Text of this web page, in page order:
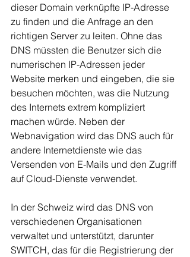
dieser Domain verknüpfte IP-Adresse
zu finden und die Anfrage an den
richtigen Server zu leiten. Ohne das
DNS müssten die Benutzer sich die
numerischen IP-Adressen jeder
Website merken und eingeben, die sie
besuchen möchten, was die Nutzung
des Internets extrem kompliziert
machen würde. Neben der
Webnavigation wird das DNS auch für
andere Internetdienste wie das
Versenden von E-Mails und den Zugriff
auf Cloud-Dienste verwendet.
In der Schweiz wird das DNS von
verschiedenen Organisationen
verwaltet und unterstützt, darunter
SWITCH, das für die Registrierung der